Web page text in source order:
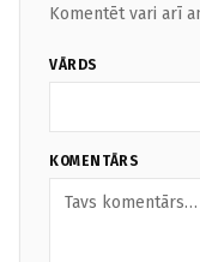
Komentēt vari arī
VĀRDS
KOMENTĀRS